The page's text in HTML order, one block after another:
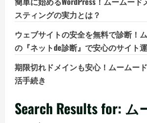
スティングの実力とは？
ウェブサイトの安全を無料で診断！
の『ネットde診断』で安心のサイト運
期限切れドメインも安心！ムームー
活手続き
Search Results for: ム